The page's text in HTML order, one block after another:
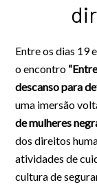
Entre os dias 19
o encontro
descanso para
uma imersão
de mulheres
dos direitos
atividades de
cultura de